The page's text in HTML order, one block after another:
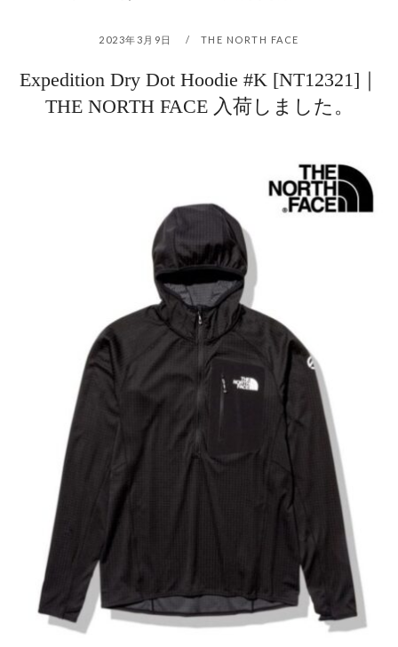
2023年3月9日 THE NORTH FACE
Expedition Dry Dot Hoodie #K [NT12321]｜
THE NORTH FACE 入荷しました。